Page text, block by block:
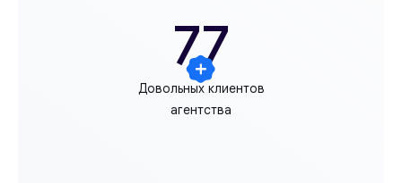
77
Довольных клиентов
агентства